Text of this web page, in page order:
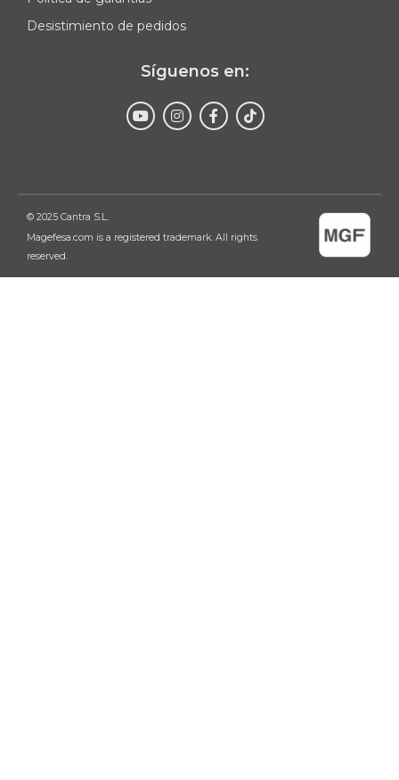
Desistimiento de pedidos
Síguenos en:
© 2025 Cantra S.L.
Magefesa.com is a registered trademark. All rights
reserved.